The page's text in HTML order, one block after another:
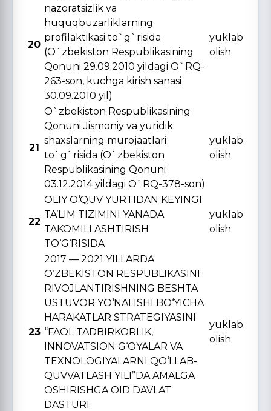
20
nazoratsizlik va
huquqbuzarliklarning
profilaktikasi to`g`risida
(O`zbekiston Respublikasining
Qonuni 29.09.2010 yildagi O`RQ-
263-son, kuchga kirish sanasi
30.09.2010 yil)
yuklab
olish
21
O`zbekiston Respublikasining
Qonuni Jismoniy va yuridik
shaxslarning murojaatlari
to`g`risida (O`zbekiston
Respublikasining Qonuni
03.12.2014 yildagi O`RQ-378-son)
yuklab
olish
22
OLIY O‘QUV YURTIDAN KЕYINGI
TA’LIM TIZIMINI YANADA
TAKOMILLASHTIRISH
TO‘G‘RISIDA
yuklab
olish
23
2017 — 2021 YILLARDA
O‘ZBЕKISTON RЕSPUBLIKASINI
RIVOJLANTIRISHNING BЕSHTA
USTUVOR YO‘NALISHI BO‘YICHA
HARAKATLAR STRATЕGIYASINI
“FAOL TADBIRKORLIK,
INNOVATSION G‘OYALAR VA
TЕXNOLOGIYALARNI QO‘LLAB-
QUVVATLASH YILI”DA AMALGA
OSHIRISHGA OID DAVLAT
DASTURI
yuklab
olish